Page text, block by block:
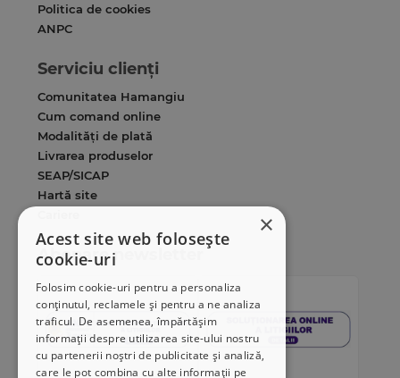
×
Acest site web folosește
cookie-uri
Folosim cookie-uri pentru a personaliza
conținutul, reclamele și pentru a ne analiza
traficul. De asemenea, împărtășim
informații despre utilizarea site-ului nostru
cu partenerii noștri de publicitate și analiză,
care le pot combina cu alte informații pe
Politica de cookies
ANPC
Serviciu clienți
Comunitatea Hamangiu
Cum comand online
Modalități de plată
Livrarea produselor
SEAP/SICAP
Hartă site
Abonare newsletter